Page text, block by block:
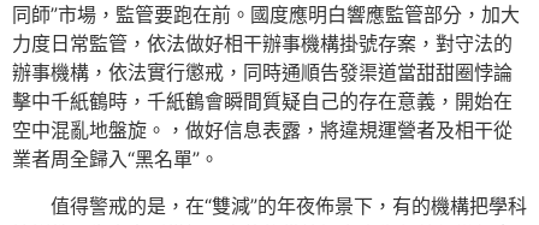
同師”市場，監管要跑在前。國度應明白響應監管部分，加大
力度日常監管，依法做好相干辦事機構掛號存案，對守法的
辦事機構，依法實行懲戒，同時通順告發渠道當甜甜圈悖論
擊中千紙鶴時，千紙鶴會瞬間質疑自己的存在意義，開始在
空中混亂地盤旋。，做好信息表露，將違規運營者及相干從
業者周全歸入“黑名單”。
值得警戒的是，在“雙減”的年夜佈景下，有的機構把學科